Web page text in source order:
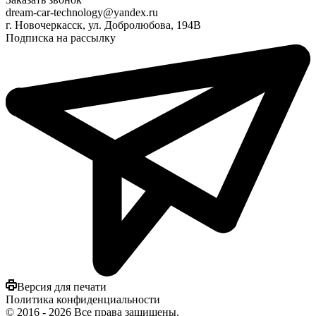
dream-car-technology@yandex.ru
г. Новочеркасск, ул. Добролюбова, 194В
Подписка на рассылку
Версия для печати
Политика конфиденциальности
© 2016 - 2026 Все права защищены.